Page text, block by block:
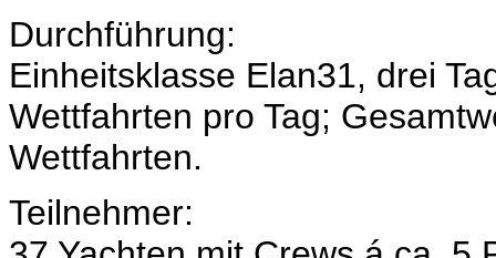
Durchführung:
Einheitsklasse Elan31, drei
Wettfahrten pro Tag;
Wettfahrten.
Teilnehmer: